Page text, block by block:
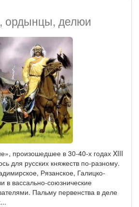
ордынцы, делюи
произошедшее в 30-40-х годах XIII
для русских княжеств по-разному.
Рязанское, Галицко-
в вассально-союзнические
Пальму первенства в деле